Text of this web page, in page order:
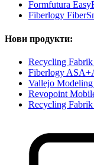
Formfutura
Fiberlogy
Нови продукти:
Recycling
Fiberlogy
Vallejo
Revopoint
Recycling